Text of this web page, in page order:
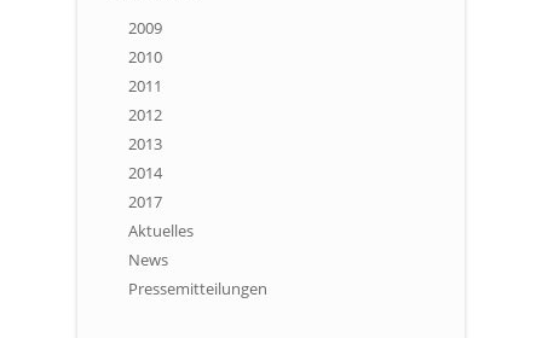
2009
2010
2011
2012
2013
2014
2017
Aktuelles
News
Pressemitteilungen